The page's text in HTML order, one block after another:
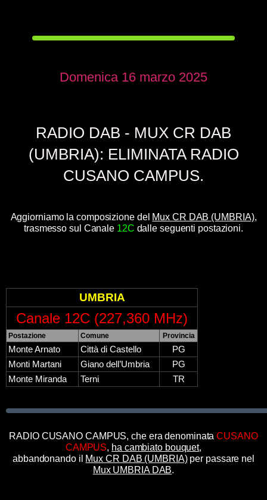
Domenica 16 marzo 2025
RADIO DAB - MUX CR DAB
(UMBRIA): ELIMINATA RADIO
CUSANO CAMPUS.
Aggiorniamo la composizione del Mux CR DAB (UMBRIA),
trasmesso sul Canale 12C dalle seguenti postazioni.
UMBRIA
Canale 12C (227,360 MHz)
Postazione Comune Provincia
Monte Arnato Città di Castello
PG
Monti Martani
Giano dell’Umbria
PG
Monte Miranda
Terni TR
RADIO CUSANO CAMPUS, che era denominataCUSANO
CAMPUS, ha cambiato bouquet,
abbandonando il Mux CR DAB (UMBRIA)per passare nel
Mux UMBRIA DAB.